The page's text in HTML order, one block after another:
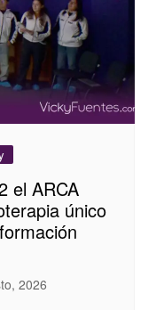
el ARCA
único
2026